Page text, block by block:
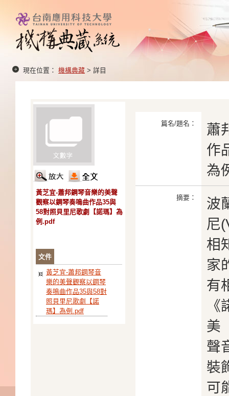
現在位置： 機構典藏 > 詳目
黃芝宜-蕭邦鋼琴音樂的美聲
觀察以鋼琴奏鳴曲作品35與
58對照貝里尼歌劇【諾瑪】為
例.pdf
文件
黃芝宜-蕭邦鋼琴音
樂的美聲觀察以鋼琴
奏鳴曲作品35與58對
照貝里尼歌劇【諾
瑪】為例.pdf
篇名/題名：
蕭
作
為
摘要：
波
尼
相
家
有
美
聲
裝
可